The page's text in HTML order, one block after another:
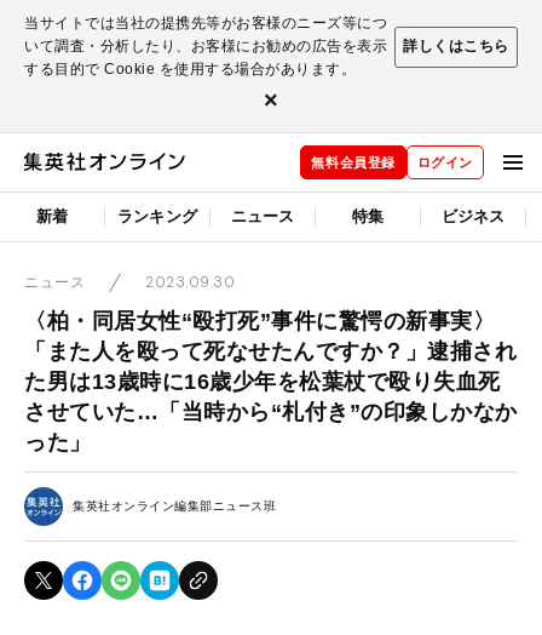
当サイトでは当社の提携先等がお客様のニーズ等につ
いて調査・分析したり、お客様にお勧めの広告を表示
する目的で Cookie を使用する場合があります。
詳しくはこちら
×
無料会員登録 ログイン
新着 ランキング ニュース 特集 ビジネス
ニュース 2023.09.30
〈柏・同居女性“殴打死”事件に驚愕の新事実〉
「また人を殴って死なせたんですか？」逮捕され
た男は13歳時に16歳少年を松葉杖で殴り失血死
させていた…「当時から“札付き”の印象しかなか
った」
集英社オンライン編集部ニュース班